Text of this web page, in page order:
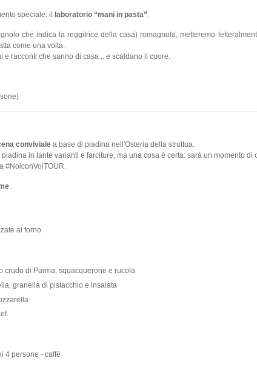
speciale: il laboratorio “mani in pasta”.
che indica la reggitrice della casa) romagnola, metteremo
come una volta.
e racconti che sanno di casa... e scaldano il cuore.
conviviale a base di piadina nell'Osteria della struttua.
in tante varianti e farciture, ma una cosa è certa: sarà un momento
#NoiconVoiTOUR.
.
al forno.
crudo di Parma, squacquerone e rucola
granella di pistacchio e insalata
4 persone - caffè